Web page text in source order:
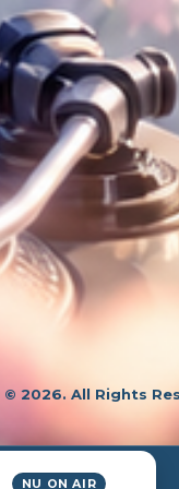
© 2026. All Rights
NU ON AIR